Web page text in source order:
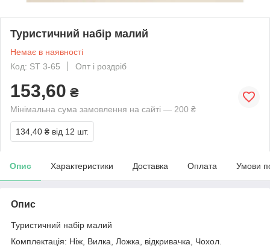
Туристичний набір малий
Немає в наявності
Код: ST 3-65
Опт і роздріб
153,60 ₴
Мінімальна сума замовлення на сайті — 200 ₴
134,40 ₴ від 12 шт.
Опис Характеристики Доставка Оплата Умови
Опис
Туристичний набір малий
Комплектація: Ніж, Вилка, Ложка, відкривачка, Чохол.